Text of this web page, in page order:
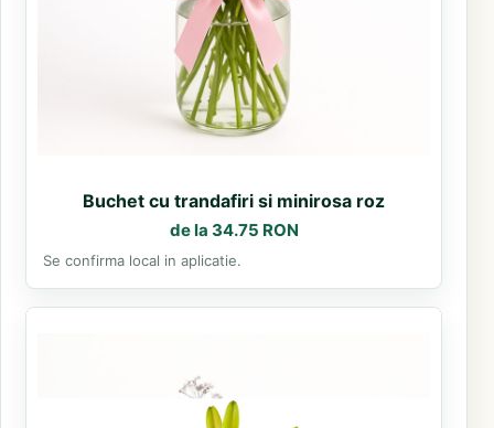
Buchet cu trandafiri si minirosa roz
de la 34.75 RON
Se confirma local in aplicatie.